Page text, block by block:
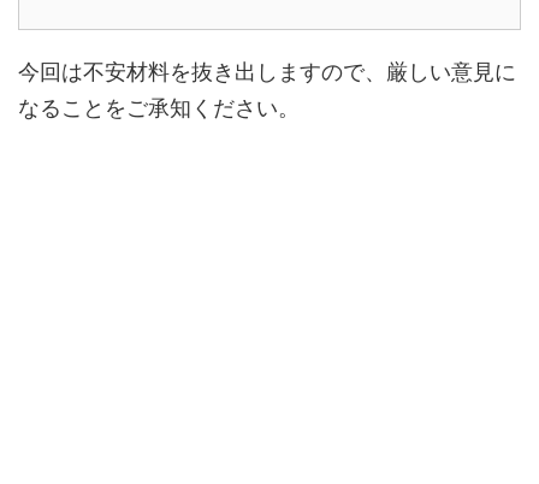
今回は不安材料を抜き出しますので、厳しい意見に
なることをご承知ください。